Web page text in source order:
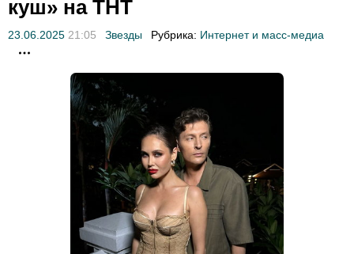
куш» на ТНТ
23.06.2025 21:05 Звезды Рубрика: Интернет и масс-медиа